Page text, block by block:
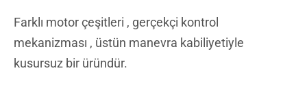
Farklı motor çeşitleri , gerçekçi kontrol
mekanizması , üstün manevra kabiliyetiyle
kusursuz bir üründür.